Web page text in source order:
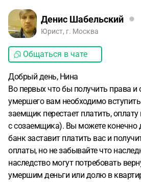
Денис Шабельский
Юрист, г. Москва
Общаться в чате
Добрый день, Нина
Во первых что бы получить права и
умершего вам необходимо
заемщик перестает платить,
с созаемщика). Вы можете конечно
банк заставит платить вас и
оплаты, но не забывайте что
наследство могут потребовать
умершим деньги или долю в